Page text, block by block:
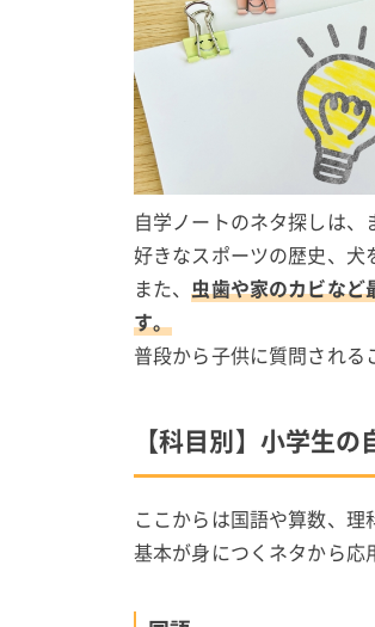
自学ノートのネタ探しは、
好きなスポーツの歴史、犬
また、虫歯や家のカビなど
す。
普段から子供に質問される
【科目別】小学生
ここからは国語や算数、理
基本が身につくネタから応